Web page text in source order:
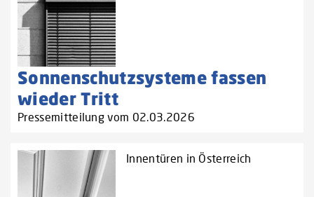
Sonnenschutzsysteme fassen
wieder Tritt
Pressemitteilung vom 02.03.2026
Innentüren in Österreich